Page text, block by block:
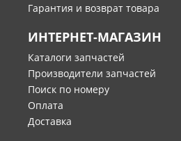
Гарантия и возврат товара
ИНТЕРНЕТ-МАГАЗИН
Каталоги запчастей
Производители запчастей
Поиск по номеру
Оплата
Доставка